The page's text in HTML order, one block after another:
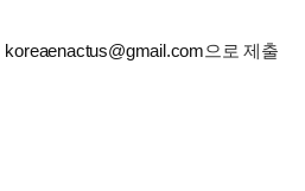
koreaenactus@gmail.com으로 제출